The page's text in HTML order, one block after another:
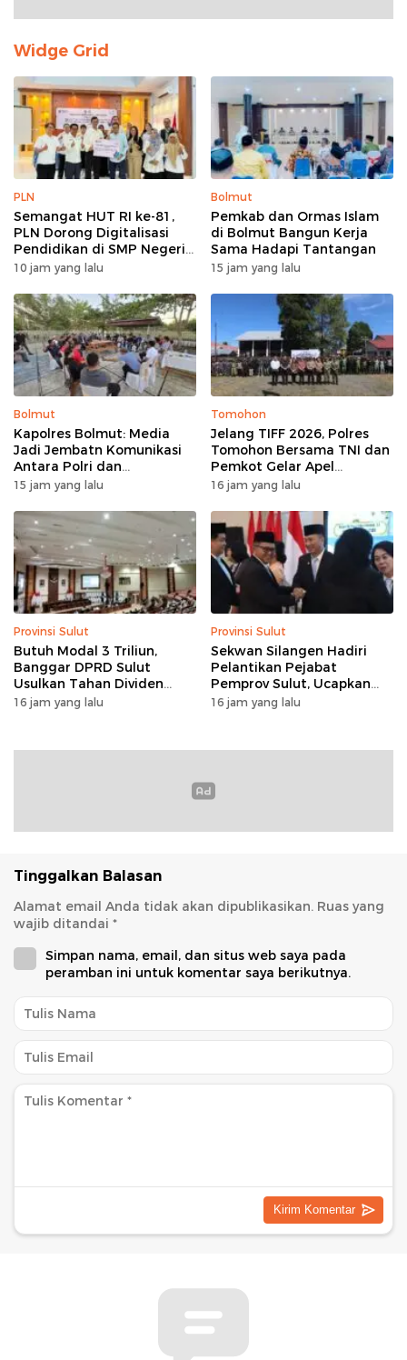
Widge Grid
PLN
Semangat HUT RI ke-81,
PLN Dorong Digitalisasi
Pendidikan di SMP Negeri
1 Palu Lewat Program TJSL
10 jam yang lalu
Bolmut
Pemkab dan Ormas Islam
di Bolmut Bangun Kerja
Sama Hadapi Tantangan
15 jam yang lalu
Bolmut
Kapolres Bolmut: Media
Jadi Jembatn Komunikasi
Antara Polri dan
Masyarakat
15 jam yang lalu
Tomohon
Jelang TIFF 2026, Polres
Tomohon Bersama TNI dan
Pemkot Gelar Apel
Kesiapan Pengamanan
16 jam yang lalu
Provinsi Sulut
Butuh Modal 3 Triliun,
Banggar DPRD Sulut
Usulkan Tahan Dividen
Rp79 Miliar untuk Perkuat
16 jam yang lalu
Provinsi Sulut
Sekwan Silangen Hadiri
Pelantikan Pejabat
Pemprov Sulut, Ucapkan
Selamat kepada Jahja
16 jam yang lalu
Tinggalkan Balasan
Alamat email Anda tidak akan dipublikasikan. Ruas yang
wajib ditandai *
Simpan nama, email, dan situs web saya pada
peramban ini untuk komentar saya berikutnya.